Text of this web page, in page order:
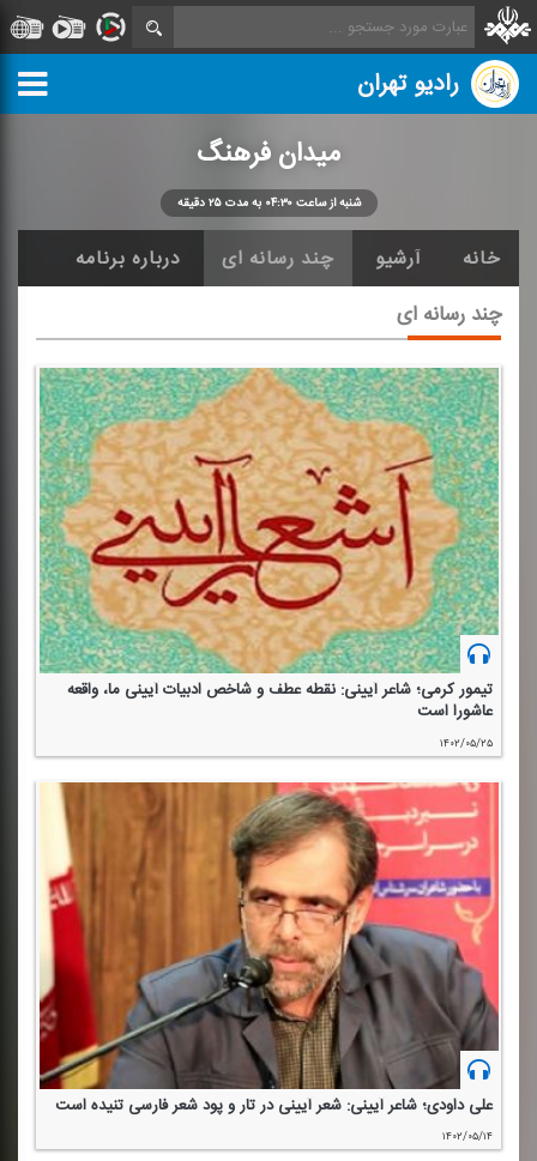
رادیو تهران
میدان فرهنگ
شنبه از ساعت ۰۴:۳۰ به مدت ۲۵ دقیقه
خانه آرشیو چند رسانه ای درباره برنامه
چند رسانه ای
تیمور كرمی؛ شاعر آیینی: نقطه عطف و شاخص ادبیات آیینی ما، واقعه
عاشورا است
۱۴۰۲/۰۵/۲۵
علی داودی؛ شاعر آیینی: شعر آیینی در تار و پود شعر فارسی تنیده است
۱۴۰۲/۰۵/۱۴